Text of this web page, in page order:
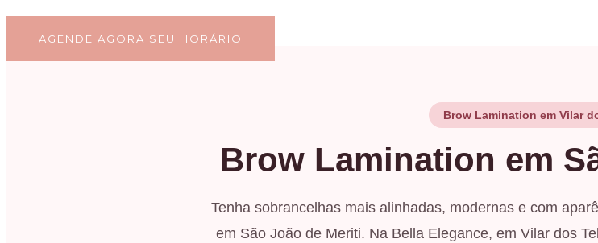
AGENDE AGORA SEU HORÁRIO
Brow Lamination em Vilar
Brow Lamination em
Tenha sobrancelhas mais alinhadas, modernas e com
em São João de Meriti. Na Bella Elegance, em Vilar dos